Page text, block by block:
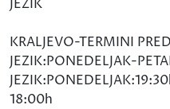
KRALJEVO-TERMINI
JEZIK:PONEDELJAK-
18:00h